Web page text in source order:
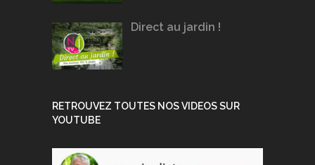
Direct au jardin !
RETROUVEZ TOUTES NOS VIDEOS SUR
YOUTUBE